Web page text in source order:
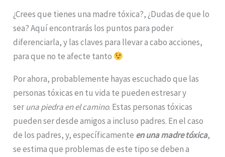
¿Crees que tienes una madre tóxica?, ¿Dudas de que lo
sea? Aquí encontrarás los puntos para poder
diferenciarla, y las claves para llevar a cabo acciones,
para que no te afecte tanto
Por ahora, probablemente hayas escuchado que las
personas tóxicas en tu vida te pueden estresar y
seruna piedra en el camino. Estas personas tóxicas
pueden ser desde amigos a incluso padres. En el caso
de los padres, y, específicamente en una madre tóxica,
se estima que problemas de este tipo se deben a